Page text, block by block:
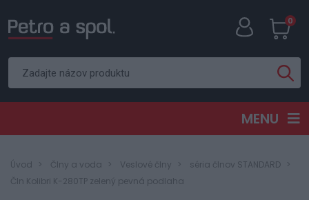
0
MENU
Úvod Člny a voda Veslové člny
séria člnov STANDARD
Čln Kolibri K-280TP zelený pevná podlaha